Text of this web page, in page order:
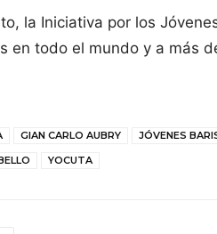
la Iniciativa por los
en todo el mundo y a más
GIAN CARLO AUBRY JÓVENES
YOCUTA